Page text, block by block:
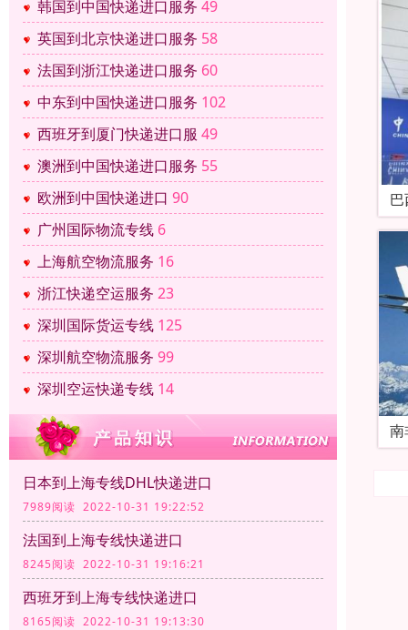
韩国到中国快递进口服务 49
英国到北京快递进口服务 58
法国到浙江快递进口服务 60
中东到中国快递进口服务 102
西班牙到厦门快递进口服 49
澳洲到中国快递进口服务 55
欧洲到中国快递进口 90
广州国际物流专线 6
上海航空物流服务 16
浙江快递空运服务 23
深圳国际货运专线 125
深圳航空物流服务 99
深圳空运快递专线 14
日本到上海专线DHL快递进口
7989阅读 2022-10-31 19:22:52
法国到上海专线快递进口
8245阅读 2022-10-31 19:16:21
西班牙到上海专线快递进口
8165阅读 2022-10-31 19:13:30
南